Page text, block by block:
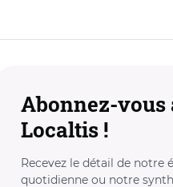
Abonnez-vous
Localtis !
Recevez le détail de notre
quotidienne ou notre